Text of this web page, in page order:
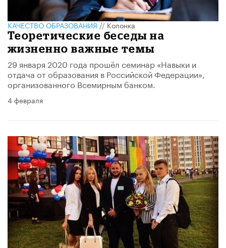
КАЧЕСТВО ОБРАЗОВАНИЯ//Колонка
Теоретические беседы на
жизненно важные темы
29 января 2020 года прошёл семинар «Навыки и
отдача от образования в Российской Федерации»,
организованного Всемирным банком.
4 февраля